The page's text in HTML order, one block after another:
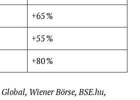
+65 %
+55 %
+80 %
Wiener Börse, BSE.hu,